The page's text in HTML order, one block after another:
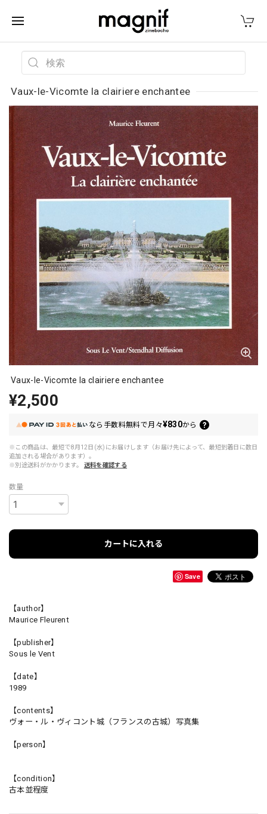
Vaux-le-Vicomte la clairiere enchantee
Vaux-le-Vicomte la clairiere enchantee
¥2,500
なら 手数料無料で月々¥830から
※この商品は、最短で8月12日(水)にお届けします（お届け先によって、最短到着日に数日
追加される場合があります）。
※別途送料がかかります。
送料を確認する
数量
カートに入れる
Save
【author】
Maurice Fleurent
【publisher】
Sous le Vent
【date】
1989
【contents】
ヴォー・ル・ヴィコント城（フランスの古城）写真集
【person】
【condition】
古本並程度